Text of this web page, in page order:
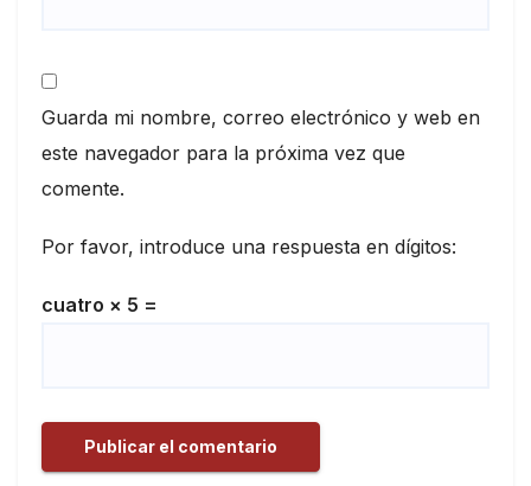
Guarda mi nombre, correo electrónico y web en
este navegador para la próxima vez que
comente.
Por favor, introduce una respuesta en dígitos:
cuatro × 5 =